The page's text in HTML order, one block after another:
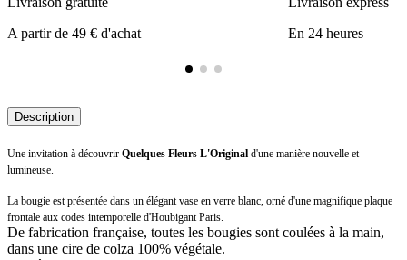
A partir de 49 € d'achat
En 24 heures
Description
Une invitation à découvrir Quelques Fleurs L'Original d'une manière nouvelle et
lumineuse.
La bougie est présentée dans un élégant vase en verre blanc, orné d'une magnifique plaque
frontale aux codes intemporelle d'Houbigant Paris.
De fabrication française, toutes les bougies sont coulées à la main,
dans une cire de colza 100% végétale.